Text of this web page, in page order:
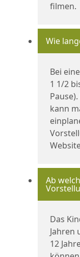
filmen.
Wie
Bei
1 1/2
kann
Ab
Das
Jahren
12